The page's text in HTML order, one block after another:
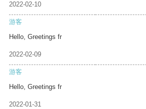
2022-02-10
游客
Hello, Greetings fr
2022-02-09
游客
Hello, Greetings fr
2022-01-31